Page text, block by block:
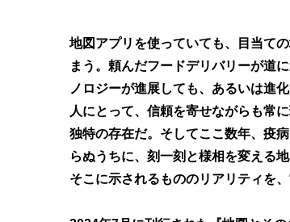
地図アプリを使っていても、目当て
まう。頼んだフードデリバリーが道
ノロジーが進展しても、あるいは進
人にとって、信頼を寄せながらも常
独特の存在だ。そしてここ数年、疫
らぬうちに、刻一刻と様相を変える
そこに示されるもののリアリティを